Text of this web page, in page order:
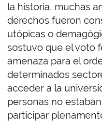
la historia, muchas
derechos fueron
utópicas o
sostuvo que el voto
amenaza para el
determinados
acceder a la
personas no
participar